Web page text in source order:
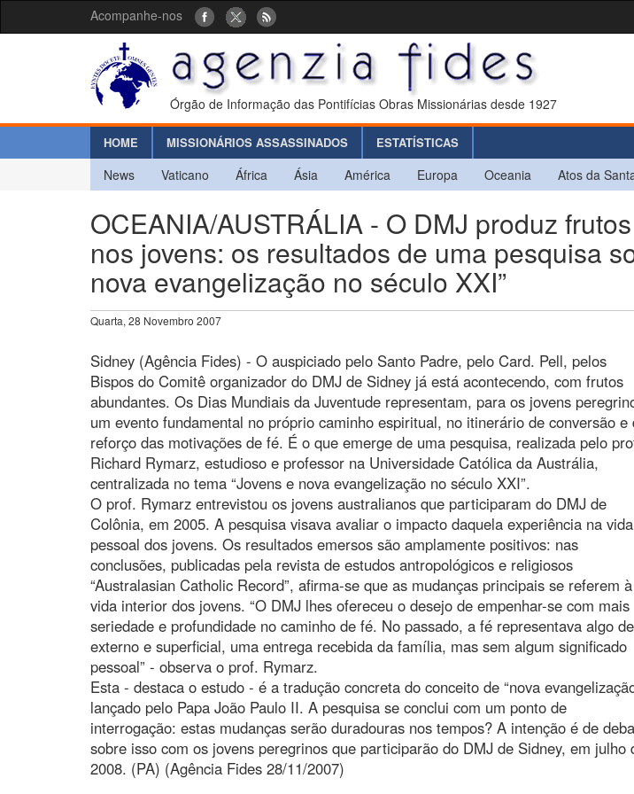
Acompanhe-nos
Órgão de Informação das Pontifícias Obras Missionárias desde 1927
HOME MISSIONÁRIOS ASSASSINADOS ESTATÍSTICAS
News Vaticano África Ásia América Europa Oceania Atos da
OCEANIA/AUSTRÁLIA - O DMJ produz
nos jovens: os resultados de uma pesquisa
nova evangelização no século XXI”
Quarta, 28 Novembro 2007
Sidney (Agência Fides) - O auspiciado pelo Santo Padre, pelo Card. Pell, pelos
Bispos do Comitê organizador do DMJ de Sidney já está acontecendo, com frutos
abundantes. Os Dias Mundiais da Juventude representam, para os jovens
um evento fundamental no próprio caminho espiritual, no itinerário de conversão e
reforço das motivações de fé. É o que emerge de uma pesquisa, realizada pelo
Richard Rymarz, estudioso e professor na Universidade Católica da Austrália,
centralizada no tema “Jovens e nova evangelização no século XXI”.
O prof. Rymarz entrevistou os jovens australianos que participaram do DMJ de
Colônia, em 2005. A pesquisa visava avaliar o impacto daquela experiência na vida
pessoal dos jovens. Os resultados emersos são amplamente positivos: nas
conclusões, publicadas pela revista de estudos antropológicos e religiosos
“Australasian Catholic Record”, afirma-se que as mudanças principais se referem à
vida interior dos jovens. “O DMJ lhes ofereceu o desejo de empenhar-se com mais
seriedade e profundidade no caminho de fé. No passado, a fé representava algo de
externo e superficial, uma entrega recebida da família, mas sem algum significado
pessoal” - observa o prof. Rymarz.
Esta - destaca o estudo - é a tradução concreta do conceito de “nova
lançado pelo Papa João Paulo II. A pesquisa se conclui com um ponto de
interrogação: estas mudanças serão duradouras nos tempos? A intenção é de
sobre isso com os jovens peregrinos que participarão do DMJ de Sidney, em julho
2008. (PA) (Agência Fides 28/11/2007)